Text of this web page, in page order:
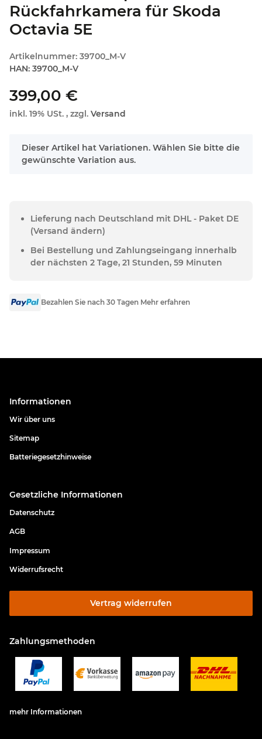
Rückfahrkamera für Skoda
Octavia 5E
Artikelnummer: 39700_M-V
HAN: 39700_M-V
399,00 €
inkl. 19% USt. , zzgl. Versand
x
Dieser Artikel hat Variationen. Wählen Sie bitte die
gewünschte Variation aus.
Lieferung nach Deutschland mit DHL - Paket DE
(Versand ändern)
Bei Bestellung und Zahlungseingang innerhalb
der nächsten 2 Tage, 21 Stunden, 59 Minuten
Bezahlen Sie nach 30 Tagen Mehr erfahren
Informationen
Wir über uns
Sitemap
Batteriegesetzhinweise
Gesetzliche Informationen
Datenschutz
AGB
Impressum
Widerrufsrecht
Vertrag widerrufen
Zahlungsmethoden
mehr Informationen